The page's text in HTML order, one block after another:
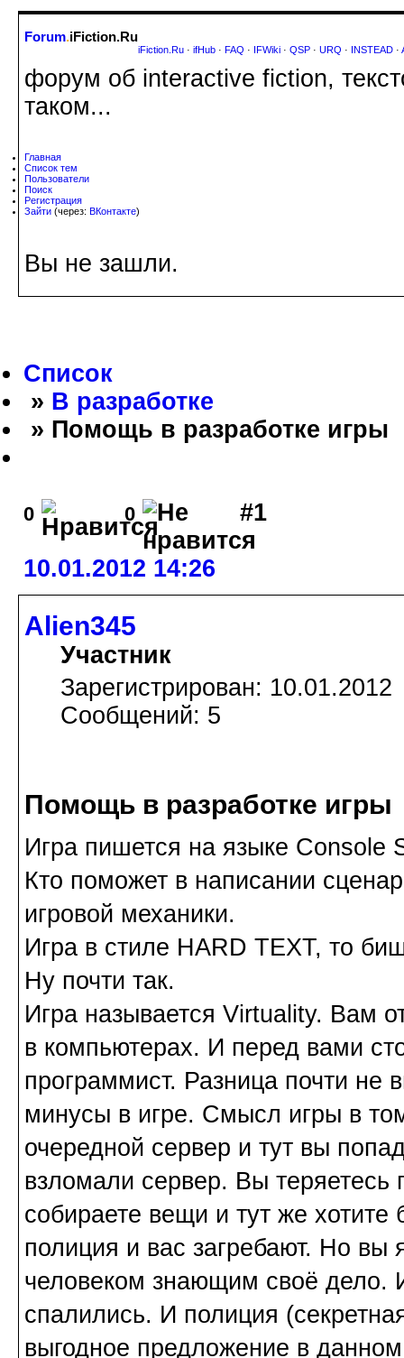
Forum.iFiction.Ru
iFiction.Ru · ifHub · FAQ · IFWiki · QSP · URQ · INSTEAD ·
форум об interactive fiction,
таком...
Главная
Список тем
Пользователи
Поиск
Регистрация
Зайти (через: ВКонтакте)
Вы не зашли.
Список
» В разработке
» Помощь в разработке игры
0 0 #1
10.01.2012 14:26
Alien345
Участник
Зарегистрирован: 10.01.2012
Сообщений: 5
Помощь в разработке игры
Игра пишется на языке Console
Кто поможет в написании
игровой механики.
Игра в стиле HARD TEXT, то
Ну почти так.
Игра называется Virtuality. Вам
в компьютерах. И перед вами
программист. Разница почти не
минусы в игре. Смысл игры в
очередной сервер и тут вы
взломали сервер. Вы
собираете вещи и тут же хотите
полиция и вас загребают. Но
человеком знающим своё дело.
спалились. И полиция
выгодное предложение в